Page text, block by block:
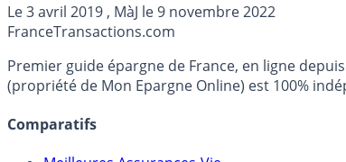
Le3 avril 2019 , MàJ le9 novembre 2022
FranceTransactions.com
Premier guide épargne de France, en ligne
(propriété de Mon Epargne Online) est 100%
Comparatifs